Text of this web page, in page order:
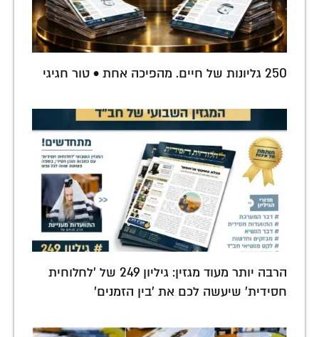
250 גליונות של חיים. מהפיכה אחת • טור חגיגי
הרבה יותר מעוד מגזין: גיליון 249 של 'לחלוחית
חסידית' שיעשה לכם את 'בין הזמנים'